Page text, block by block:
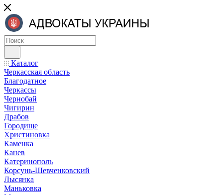
Каталог
Черкасская область
Благодатное
Черкассы
Чернобай
Чигирин
Драбов
Городище
Христиновка
Каменка
Канев
Катеринополь
Корсунь-Шевченковский
Лысянка
Маньковка